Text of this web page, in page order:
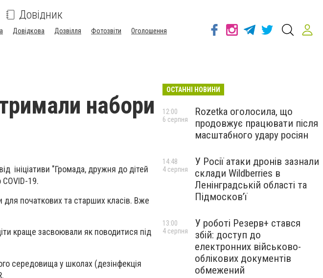
Довідник
Довідкова Дозвілля Фотозвіти
Оголошення
набори
ініціативи "Громада, дружня до дітей
19.
початкових та старших класів. Вже
краще засвоювали як поводитися під
середовища у школах (дезінфекція
ОСТАННІ НОВИНИ
Rozetka оголосила, що
продовжує працювати після
масштабного удару росіян
12:00
6 серпня
У Росії атаки дронів зазнали
склади Wildberries в
Ленінградській області та
Підмосков’ї
14:48
4 серпня
У роботі Резерв+ стався
збій: доступ до
електронних військово-
облікових документів
обмежений
13:00
4 серпня